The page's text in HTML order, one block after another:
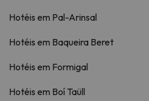
Hotéis em Pal-Arinsal
Hotéis em Baqueira Beret
Hotéis em Formigal
Hotéis em Boí Taüll